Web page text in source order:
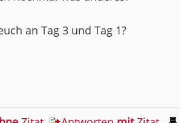
an Tag 3 und Tag 1?